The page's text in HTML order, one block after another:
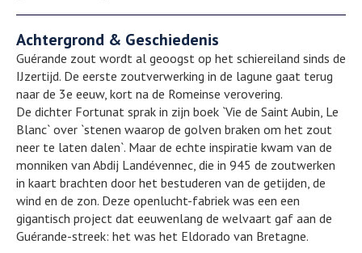
Achtergrond & Geschiedenis
Guérande zout wordt al geoogst op het schiereiland sinds de
IJzertijd. De eerste zoutverwerking in de lagune gaat terug
naar de 3e eeuw, kort na de Romeinse verovering.
De dichter Fortunat sprak in zijn boek `Vie de Saint Aubin, Le
Blanc` over `stenen waarop de golven braken om het zout
neer te laten dalen`. Maar de echte inspiratie kwam van de
monniken van Abdij Landévennec, die in 945 de zoutwerken
in kaart brachten door het bestuderen van de getijden, de
wind en de zon. Deze openlucht-fabriek was een een
gigantisch project dat eeuwenlang de welvaart gaf aan de
Guérande-streek: het was het Eldorado van Bretagne.